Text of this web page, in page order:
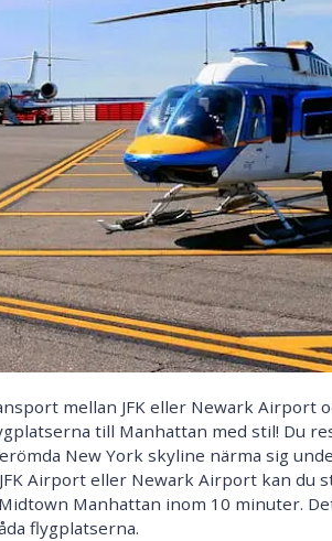
mellan JFK eller Newark Airport
till Manhattan med stil! Du
New York skyline närma sig
Airport eller Newark Airport kan du
Manhattan inom 10 minuter.
flygplatserna.